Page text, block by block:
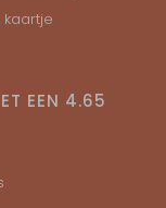
EEN 4.65